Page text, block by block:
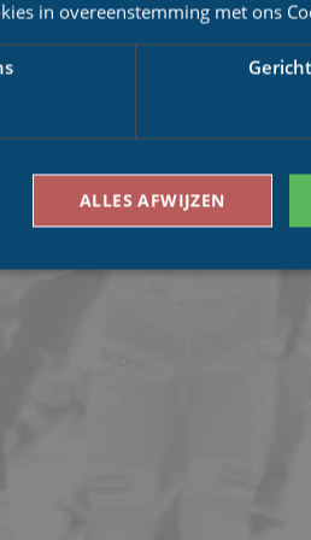
en resultaatgerichtheid. Als
voor de beste
agrarisch ondernemers en bemiddelt
boeren en investeerders in diverse
vriendenploeg, nu uitgegroeid tot een
actief in de agrarische sector en we delen
van het sponsorschap geeft de
is werkzaam als inseminator bij CRV en
pak.' Al eerder werd duidelijk dat
Ruud Borst, Peter Nauta, Peter van de
in overeenstemming met ons
ALLES AFWIJZEN